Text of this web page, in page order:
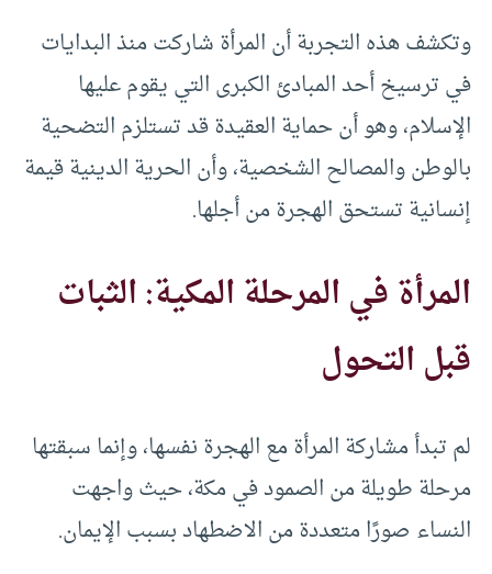
وتكشف هذه التجربة أن المرأة شاركت منذ البدايات
في ترسيخ أحد المبادئ الكبرى التي يقوم عليها
الإسلام، وهو أن حماية العقيدة قد تستلزم التضحية
بالوطن والمصالح الشخصية، وأن الحرية الدينية قيمة
إنسانية تستحق الهجرة من أجلها.
المرأة في المرحلة المكية: الثبات
قبل التحول
لم تبدأ مشاركة المرأة مع الهجرة نفسها، وإنما سبقتها
مرحلة طويلة من الصمود في مكة، حيث واجهت
النساء صورًا متعددة من الاضطهاد بسبب الإيمان.